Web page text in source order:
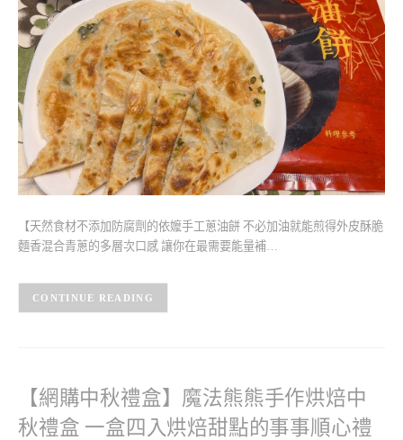
【天然食材不添加防腐劑的依嬤手工蔥油餅 不必加油就能煎得外皮酥脆
麵香混合青蔥的多層次口感 讓你在最需要能量補…
CONTINUE READING
【網購中秋禮盒】魔法熊熊手作烘焙中
秋禮盒 一盒四入烘焙甜點的事事順心禮